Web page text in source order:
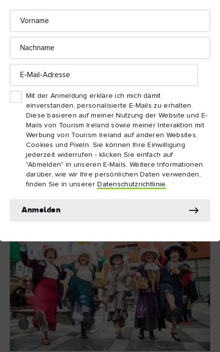
Vorname
Nachname
E-
Mail-
Mit der Anmeldung erkläre ich mich damit
einverstanden, personalisierte E-Mails zu erhalten.
Diese basieren auf meiner Nutzung der Website und E-
Mails von Tourism Ireland sowie meiner Interaktion mit
Werbung von Tourism Ireland auf anderen Websites,
Cookies und Pixeln. Sie können Ihre Einwilligung
jederzeit widerrufen - klicken Sie einfach auf
"Abmelden" in unseren E-Mails. Weitere Informationen
darüber, wie wir Ihre persönlichen Daten verwenden,
finden Sie in unserer Datenschutzrichtlinie .
Anmelden
Auch wenn Sie noch nicht Gelegenheit hatten, dieses große
Werk zu lesen, können Sie den Bloomsday im Dublin von
James Joyce mit gleicher Freude genießen.
Das Yes-Festival
Das Yes-Festival ist ein Fest für Künstlerinnen, inspiriert vom
Schlussmonolog der Figur Molly Bloom in Joyces Ulysses.
Das Festival feiert eine der beliebtesten Musen der Literatur,
indem es Künstlerinnen einlädt, ihre bildende Kunst, ihre
Texte, ihren Tanz und vieles mehr an Orten in
Derry~Londonderryund der Grafschaft
Donegalauszustellen.